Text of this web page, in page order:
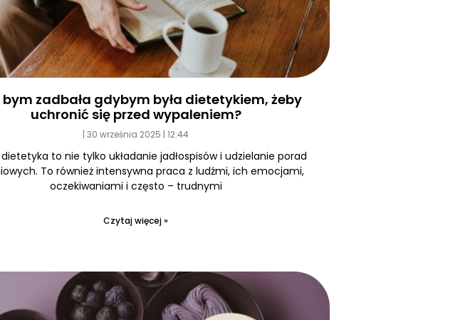
bym zadbała gdybym była dietetykiem, żeby
uchronić się przed wypaleniem?
30 września 2025 12:44
to nie tylko układanie jadłospisów i udzielanie porad
To również intensywna praca z ludźmi, ich emocjami,
oczekiwaniami i często – trudnymi
Czytaj więcej »